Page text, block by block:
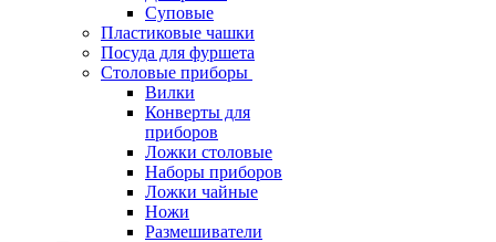
Суповые
Пластиковые чашки
Посуда для фуршета
Столовые приборы
Вилки
Конверты для
приборов
Ложки столовые
Наборы приборов
Ложки чайные
Ножи
Размешиватели